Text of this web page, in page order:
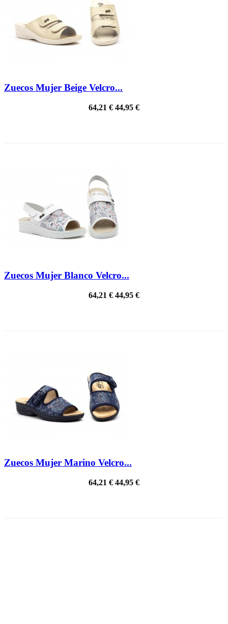
Zuecos Mujer Beige Velcro...
64,21 € 44,95 €
Zuecos Mujer Blanco Velcro...
64,21 € 44,95 €
Zuecos Mujer Marino Velcro...
64,21 € 44,95 €